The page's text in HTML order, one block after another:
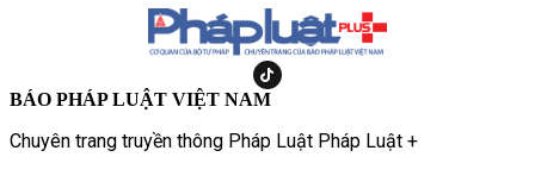
BÁO PHÁP LUẬT VIỆT NAM
Chuyên trang truyền thông Pháp Luật Pháp Luật +